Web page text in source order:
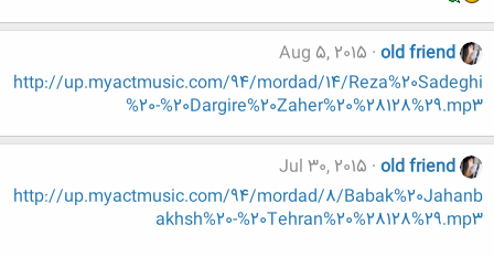
old friend
Aug 5, 2015
http://up.myactmusic.com/94/mordad/14/Reza%20Sadeghi
%20-%20Dargire%20Zaher%20%28128%29.mp3
old friend
Jul 30, 2015
http://up.myactmusic.com/94/mordad/8/Babak%20Jahanb
akhsh%20-%20Tehran%20%28128%29.mp3